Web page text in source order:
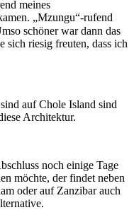
meines
„Mzungu“-rufend
schöner war dann das
sich riesig freuten, dass ich
auf Chole Island sind
Architektur.
noch einige Tage
möchte, der findet neben
oder auf Zanzibar auch